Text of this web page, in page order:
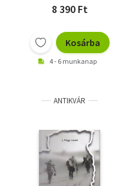
8 390 Ft
Kosárba
4 - 6 munkanap
ANTIKVÁR